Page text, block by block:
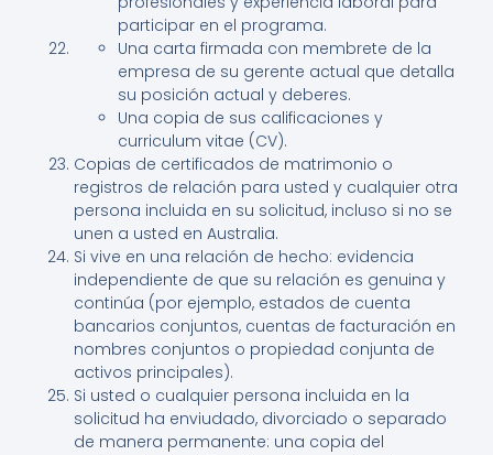
participar en el programa.
Una carta firmada con membrete de la
empresa de su gerente actual que detalla
su posición actual y deberes.
Una copia de sus calificaciones y
curriculum vitae (CV).
Copias de certificados de matrimonio o
registros de relación para usted y cualquier otra
persona incluida en su solicitud, incluso si no se
unen a usted en Australia.
Si vive en una relación de hecho: evidencia
independiente de que su relación es genuina y
continúa (por ejemplo, estados de cuenta
bancarios conjuntos, cuentas de facturación en
nombres conjuntos o propiedad conjunta de
activos principales).
Si usted o cualquier persona incluida en la
solicitud ha enviudado, divorciado o separado
de manera permanente: una copia del